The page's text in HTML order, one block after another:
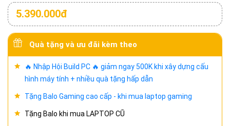
5.390.000đ
Quà tặng và ưu đãi kèm theo
🔥 Nhập Hội Build PC 🔥 giảm ngay 500K khi xây dựng cấu
hình máy tính + nhiều quà tặng hấp dẫn
Tặng Balo Gaming cao cấp - khi mua laptop gaming
Tặng Balo khi mua LAPTOP CŨ